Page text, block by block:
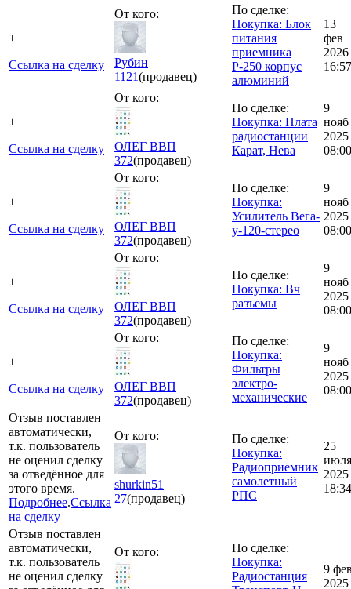
+
Ссылка на сделку
От кого:
Рубин
1121(продавец)
По сделке:
Покупка: Блок
питания
приемника
Р-250 корпус
алюминий
13
фев
2026
16:57
+
Ссылка на сделку
От кого:
ОЛЕГ ВВП
372(продавец)
По сделке:
Покупка: Плата
радиостанции
Карат, Нева
9
нояб
2025
08:00
+
Ссылка на сделку
От кого:
ОЛЕГ ВВП
372(продавец)
По сделке:
Покупка:
Усилитель Вега-
у-120-стерео
9
нояб
2025
08:00
+
Ссылка на сделку
От кого:
ОЛЕГ ВВП
372(продавец)
По сделке:
Покупка: Вч
разъемы
9
нояб
2025
08:00
+
Ссылка на сделку
От кого:
ОЛЕГ ВВП
372(продавец)
По сделке:
Покупка:
Фильтры
электро-
механические
9
нояб
2025
08:00
Отзыв поставлен
автоматически,
т.к. пользователь
не оценил сделку
за отведённое для
этого время.
Подробнее.Ссылка
на сделку
От кого:
shurkin51
27(продавец)
По сделке:
Покупка:
Радиоприемник
самолетный
РПС
25
июля
2025
18:34
Отзыв поставлен
автоматически,
т.к. пользователь
не оценил сделку
От кого:
По сделке:
Покупка:
Радиостанция
9
2025